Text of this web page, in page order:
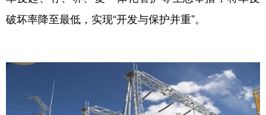
破坏率降至最低，实现“开发与保护并重”。